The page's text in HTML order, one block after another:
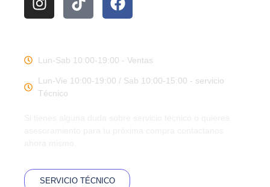
Lun-Sab 10:00-19:00 - Ventas
Lun-Vie 10:00-19:00 / Sab 10:00-15:00 - servicio
Técnico
SERVICIO TÉCNICO